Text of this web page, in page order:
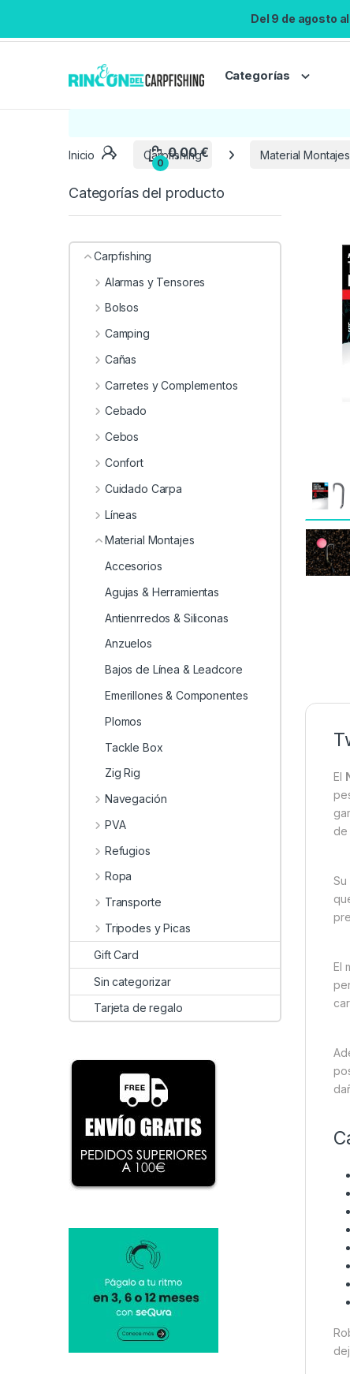
Del 9 de agosto
Categorías
Inicio Carpfishing Material Montajes
El
de
Su
El
Categorías del producto
Carpfishing
Alarmas y Tensores
Bolsos
Camping
Cañas
Carretes y Complementos
Cebado
Cebos
Confort
Cuidado Carpa
Líneas
Material Montajes
Accesorios
Agujas & Herramientas
Antienrredos & Siliconas
Anzuelos
Bajos de Línea & Leadcore
Emerillones & Componentes
Plomos
Tackle Box
Zig Rig
Navegación
PVA
Refugios
Ropa
Transporte
Tripodes y Picas
Gift Card
Sin categorizar
Tarjeta de regalo